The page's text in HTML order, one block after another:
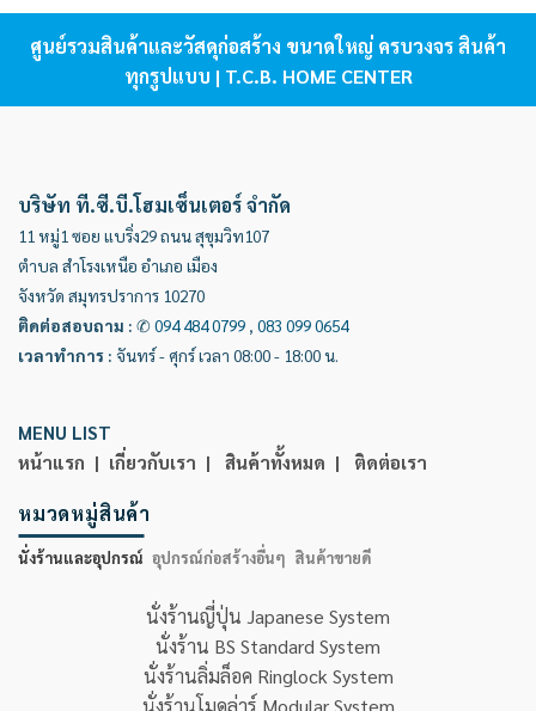
ศูนย์รวมสินค้าและวัสดุก่อสร้าง ขนาดใหญ่ ครบวงจร สินค้า
ทุกรูปแบบ | T.C.B. HOME CENTER
บริษัท ที.ซี.บี.โฮมเซ็นเตอร์ จำกัด
11 หมู่1 ซอย แบริ่ง29 ถนน สุขุมวิท107
ตำบล สำโรงเหนือ อำเภอ เมือง
จังหวัด สมุทรปราการ 10270
ติดต่อสอบถาม : ✆ 094 484 0799 083 099 0654
เวลาทำการ : จันทร์ - ศุกร์ เวลา 08:00 - 18:00 น.
MENU LIST
หน้าแรก | เกี่ยวกับเรา | สินค้าทั้งหมด | ติดต่อเรา
หมวดหมู่สินค้า
นั่งร้านและอุปกรณ์ อุปกรณ์ก่อสร้างอื่นๆ สินค้าขายดี
นั่งร้านญี่ปุ่น Japanese System
นั่งร้าน BS Standard System
นั่งร้านลิ่มล็อค Ringlock System
นั่งร้านโมดูล่าร์ Modular System